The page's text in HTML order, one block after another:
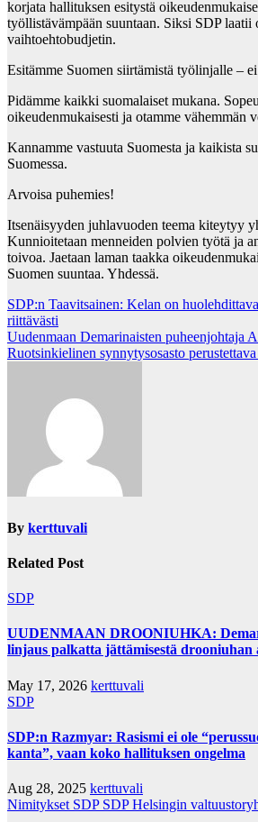
korjata hallituksen esitystä
työllistävämpään suuntaan. Siksi SDP laatii
vaihtoehtobudjetin.
Esitämme Suomen siirtämistä työlinjalle –
Pidämme kaikki suomalaiset mukana.
oikeudenmukaisesti ja otamme vähemmän
Kannamme vastuuta Suomesta ja kaikista
Suomessa.
Arvoisa puhemies!
Itsenäisyyden juhlavuoden teema kiteytyy
Kunnioitetaan menneiden polvien työtä ja
toivoa. Jaetaan laman taakka
Suomen suuntaa. Yhdessä.
Post
navigation
SDP:n Taavitsainen: Kelan on
riittävästi
Uudenmaan Demarinaisten puheenjohtaja
Ruotsinkielinen synnytysosasto
By kerttuvali
Related Post
SDP
UUDENMAAN DROONIUHKA:
linjaus palkatta jättämisestä
May 17, 2026 kerttuvali
SDP
SDP:n Razmyar: Rasismi ei ole
kanta”, vaan koko hallituksen ongelma
Aug 28, 2025 kerttuvali
Nimitykset SDP SDP Helsingin